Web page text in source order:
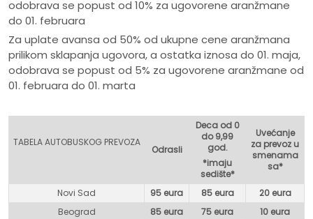
odobrava se popust od 10% za ugovorene aranžmane
do 01. februara
Za uplate avansa od 50% od ukupne cene aranžmana
prilikom sklapanja ugovora, a ostatka iznosa do 01. maja,
odobrava se popust od 5% za ugovorene aranžmane od
01. februara do 01. marta
TABELA AUTOBUSKOG PREVOZA
Odrasli
Deca od 0
do 9,99
god.
*imaju
sedište*
Uvećanje
za prevoz u
smenama
sa*
Novi Sad 95 eura 85 eura
20 eura
Beograd
85 eura 75 eura
10 eura